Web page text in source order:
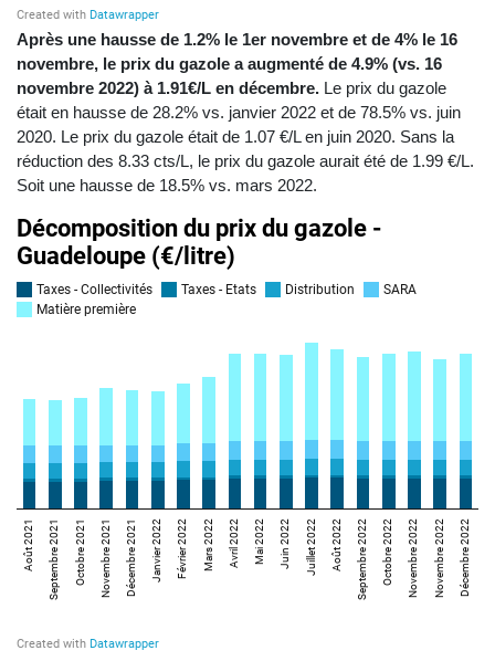
Après une hausse de 1.2% le 1er novembre et de 4% le 16
novembre, le prix du gazole a augmenté de 4.9% (vs. 16
novembre 2022) à 1.91€/L en décembre. Le prix du gazole
était en hausse de 28.2% vs. janvier 2022 et de 78.5% vs. juin
2020. Le prix du gazole était de 1.07 €/L en juin 2020. Sans la
réduction des 8.33 cts/L, le prix du gazole aurait été de 1.99 €/L.
Soit une hausse de 18.5% vs. mars 2022.